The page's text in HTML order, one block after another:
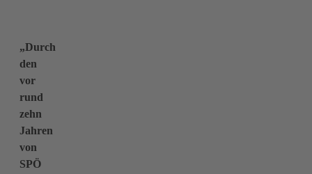
„Durch
den
vor
rund
zehn
Jahren
von
SPÖ